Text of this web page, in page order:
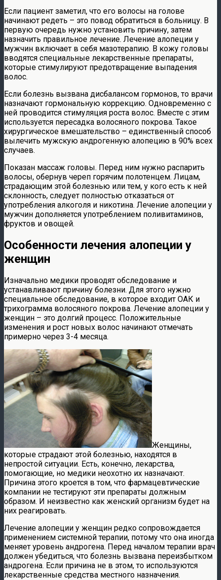
Если пациент заметил, что его волосы на голове
начинают редеть – это повод обратиться в больницу. В
первую очередь нужно установить причину, затем
назначить правильное лечение. Лечение алопеции у
мужчин включает в себя мазотерапию. В кожу головы
вводятся специальные лекарственные препараты,
которые стимулируют предотвращение выпадения
волос.
Если болезнь вызвана дисбалансом гормонов, то врачи
назначают гормональную коррекцию. Одновременно с
ней проводится стимуляция роста волос. Вместе с этим
используется пересадка волосяного покрова. Такое
хирургическое вмешательство – единственный способ
вылечить мужскую андрогенную алопецию в 90% всех
случаев.
Показан массаж головы. Перед ним нужно распарить
волосы, обернув череп горячим полотенцем. Лицам,
страдающим этой болезнью или тем, у кого есть к ней
склонность, следует полностью отказаться от
употребления алкоголя и никотина. Лечение алопеции у
мужчин дополняется употреблением поливитаминов,
фруктов и овощей.
Особенности лечения алопеции у
женщин
Изначально медики проводят обследование и
устанавливают причину болезни. Для этого нужно
специальное обследование, в которое входит ОАК и
трихограмма волосяного покрова. Лечение алопеции у
женщин – это долгий процесс. Положительные
изменения и рост новых волос начинают отмечать
примерно через 3-4 месяца.
Женщины,
которые страдают этой болезнью, находятся в
непростой ситуации. Есть, конечно, лекарства,
помогающие, но медики неохотно их назначают.
Причина этого кроется в том, что фармацевтические
компании не тестируют эти препараты должным
образом. И неизвестно как женский организм будет на
них реагировать.
Лечение алопеции у женщин редко сопровождается
применением системной терапии, потому что она иногда
меняет уровень андрогена. Перед началом терапии врач
должен убедиться, что болезнь вызвана переизбытком
андрогена. Если причина не в этом, то используются
лекарственные средства местного назначения.